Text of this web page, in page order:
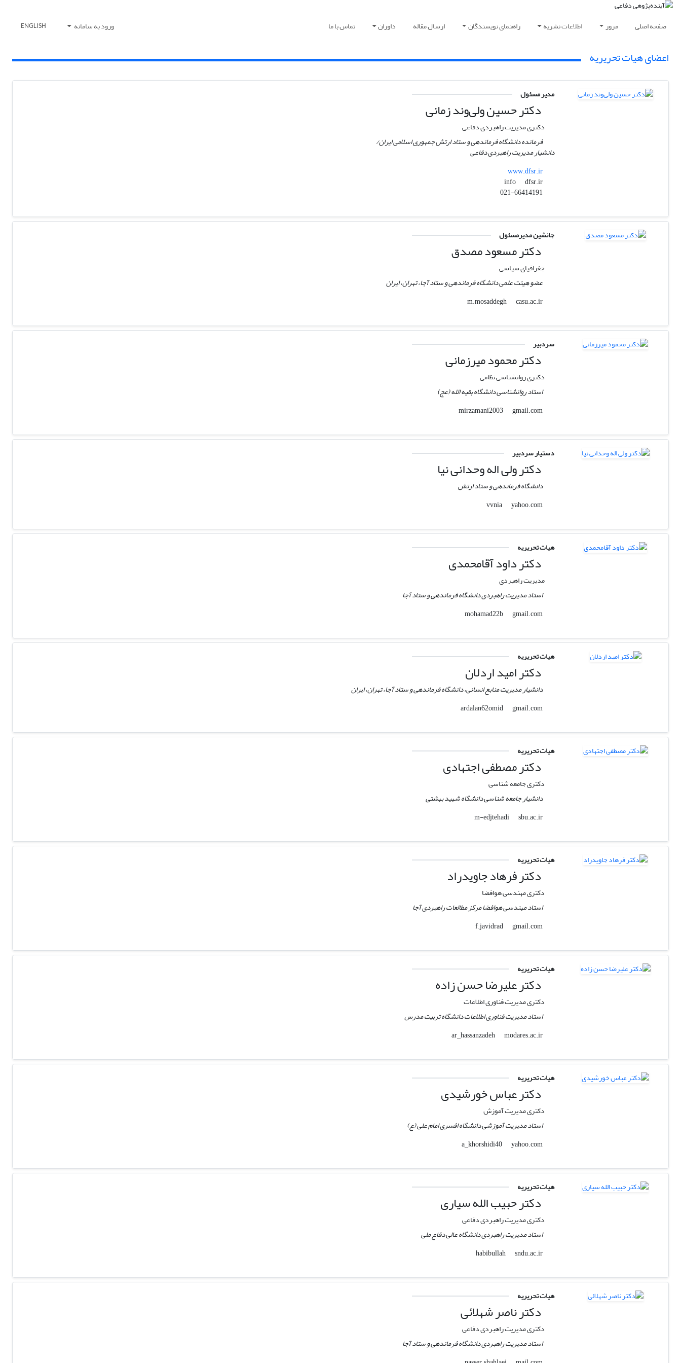
صفحه اصلی مرور اطلاعات نشریه راهنمای نویسندگان ارسال مقاله داوران تماس با ما ورود به سامانه ENGLISH
اعضای هیات تحریریه
مدیر مسئول
دکتر حسین ولی‌وند زمانی
دکتری مدیریت راهبردی دفاعی
فرمانده دانشگاه فرماندهی و ستاد ارتش جمهوری اسلامی ایران/
دانشیار مدیریت راهبردی دفاعی
www.dfsr.ir
info
dfsr.ir
جانشین مدیرمسئول
دکتر مسعود مصدق
جغرافیای سیاسی
عضو هیئت علمی دانشگاه فرماندهی و ستاد آجا، تهران، ایران
m.mosaddegh
casu.ac.ir
سردبیر
دکتر محمود میرزمانی
دکتری روانشناسی نظامی
استاد روانشناسی دانشگاه بقیه الله (عج)
mirzamani2003
gmail.com
دستیار سردبیر
دکتر ولی اله وحدانی نیا
دانشگاه فرماندهی و ستاد ارتش
vvnia
yahoo.com
هیات تحریریه
دکتر داود آقامحمدی
مدیریت راهبردی
استاد مدیریت راهبردی دانشگاه فرماندهی و ستاد آجا
mohamad22b
gmail.com
هیات تحریریه
دکتر امید اردلان
دانشیار مدیریت منابع انسانی، دانشگاه فرماندهی و ستاد آجا، تهران، ایران
ardalan62omid
gmail.com
هیات تحریریه
دکتر مصطفی اجتهادی
دکتری جامعه شناسی
دانشیار جامعه شناسی دانشگاه شهید بهشتی
m-edjtehadi
sbu.ac.ir
هیات تحریریه
دکتر فرهاد جاویدراد
دکتری مهندسی هوافضا
استاد مهندسی هوافضا مرکز مطالعات راهبردی آجا
f.javidrad
gmail.com
هیات تحریریه
دکتر علیرضا حسن زاده
دکتری مدیریت فناوری اطلاعات
استاد مدیریت فناوری اطلاعات دانشگاه تربیت مدرس
ar_hassanzadeh
modares.ac.ir
هیات تحریریه
دکتر عباس خورشیدی
دکتری مدیریت آموزش
استاد مدیریت آموزشی دانشگاه افسری امام علی (ع)
a_khorshidi40
yahoo.com
هیات تحریریه
دکتر حبیب الله سیاری
دکتری مدیریت راهبردی دفاعی
استاد مدیریت راهبردی دانشگاه عالی دفاع ملی
habibullah
sndu.ac.ir
هیات تحریریه
دکتر ناصر شهلائی
دکتری مدیریت راهبردی دفاعی
استاد مدیریت راهبردی دانشگاه فرماندهی و ستاد آجا